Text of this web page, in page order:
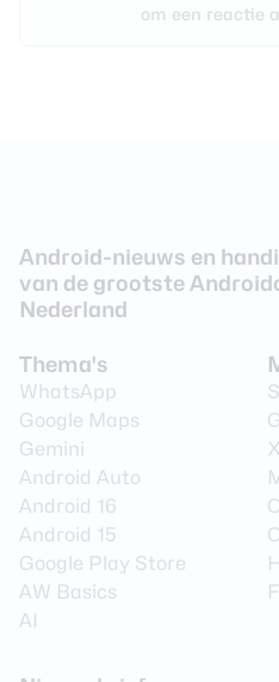
om een reactie
Android-nieuws en
van de grootste
Nederland
Thema's
WhatsApp
Google Maps
Gemini
Android Auto
Android 16
Android 15
Google Play Store
AW Basics
AI